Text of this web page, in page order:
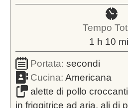
Tempo
1 ora
h 10
Portata: secondi
Cucina: Americana
alette di pollo
in friggitrice ad aria, ali di